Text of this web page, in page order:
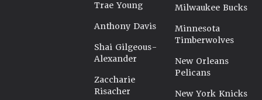
Trae Young
Anthony Davis
Shai Gilgeous-
Alexander
Zaccharie
Risacher
Milwaukee Bucks
Minnesota
Timberwolves
New Orleans
Pelicans
New York Knicks